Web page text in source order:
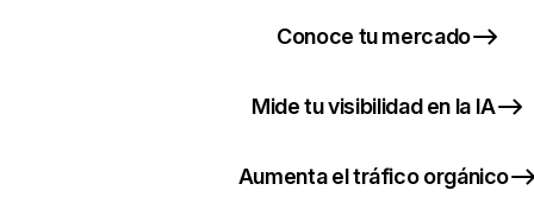
Conoce tu mercado
Mide tu visibilidad en la IA
Aumenta el tráfico orgánico